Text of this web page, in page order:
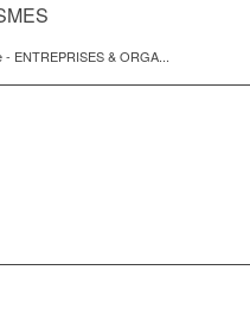
ENTREPRISES & ORGA...